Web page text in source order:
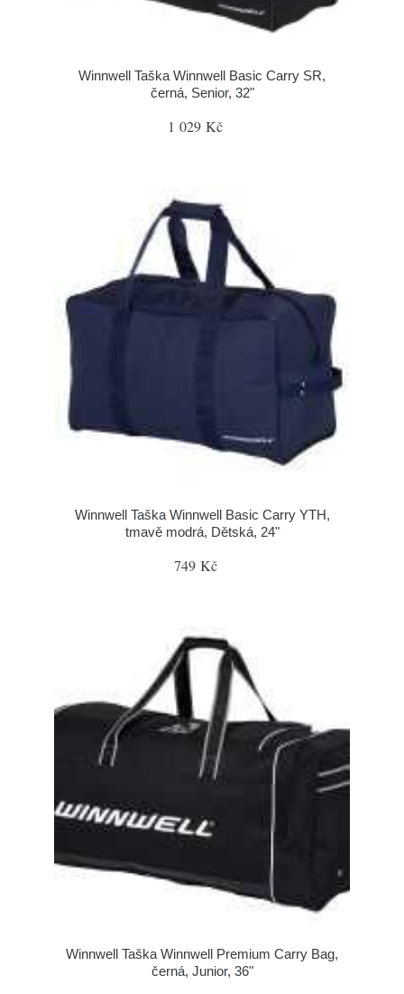
Winnwell Taška Winnwell Basic Carry SR,
černá, Senior, 32"
1 029 Kč
Winnwell Taška Winnwell Basic Carry YTH,
tmavě modrá, Dětská, 24"
749 Kč
Winnwell Taška Winnwell Premium Carry Bag,
černá, Junior, 36"